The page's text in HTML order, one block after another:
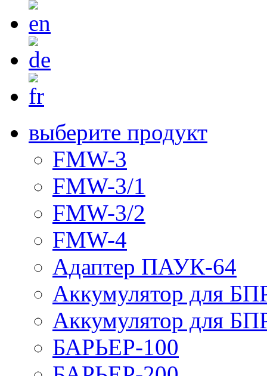
выберите продукт
FMW-3
FMW-3/1
FMW-3/2
FMW-4
Адаптер ПАУК-64
Аккумулятор для
Аккумулятор для
БАРЬЕР-100